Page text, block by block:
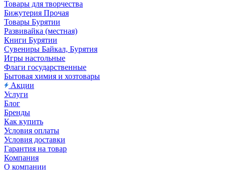
Товары для творчества
Бижутерия Прочая
Товары Бурятии
Развивайка (местная)
Книги Бурятии
Сувениры Байкал, Бурятия
Игры настольные
Флаги государственные
Бытовая химия и хозтовары
Акции
Услуги
Блог
Бренды
Как купить
Условия оплаты
Условия доставки
Гарантия на товар
Компания
О компании